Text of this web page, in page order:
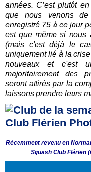
années. C’est plutôt
que nous venons
enregistré 75 à ce jour
est que même si nous
(mais c'est déjà le
uniquement lié à la
nouveaux et c'est
majoritairement des
seront attirés par la
laissons prendre leurs
Récemment revenu en
Squash Club Flérien